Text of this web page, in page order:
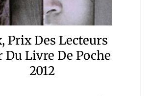
Prix Des Lecteurs
Du Livre De Poche
2012